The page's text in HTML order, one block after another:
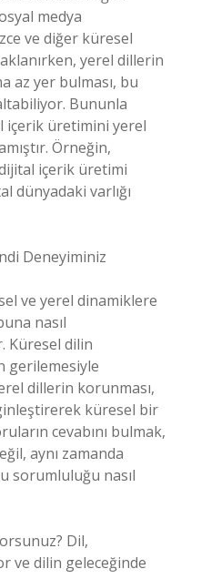
medya
ve diğer küresel
yerel dillerin
az yer bulması, bu
Bununla
içerik üretimini yerel
Örneğin,
içerik üretimi
dünyadaki varlığı
Deneyiminiz
ve yerel dinamiklere
nasıl
Küresel dilin
gerilemesiyle
dillerin korunması,
küresel bir
cevabını bulmak,
aynı zamanda
sorumluluğu nasıl
Dil,
ve dilin geleceğinde